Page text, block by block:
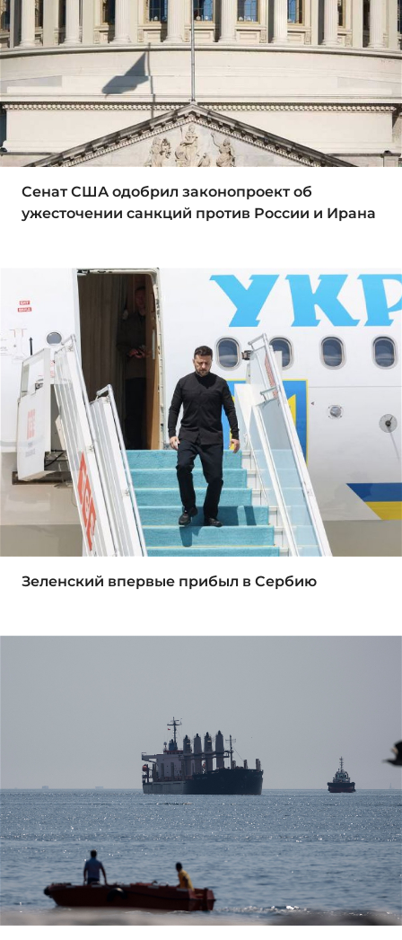
Сенат США одобрил законопроект об
ужесточении санкций против России и Ирана
Зеленский впервые прибыл в Сербию